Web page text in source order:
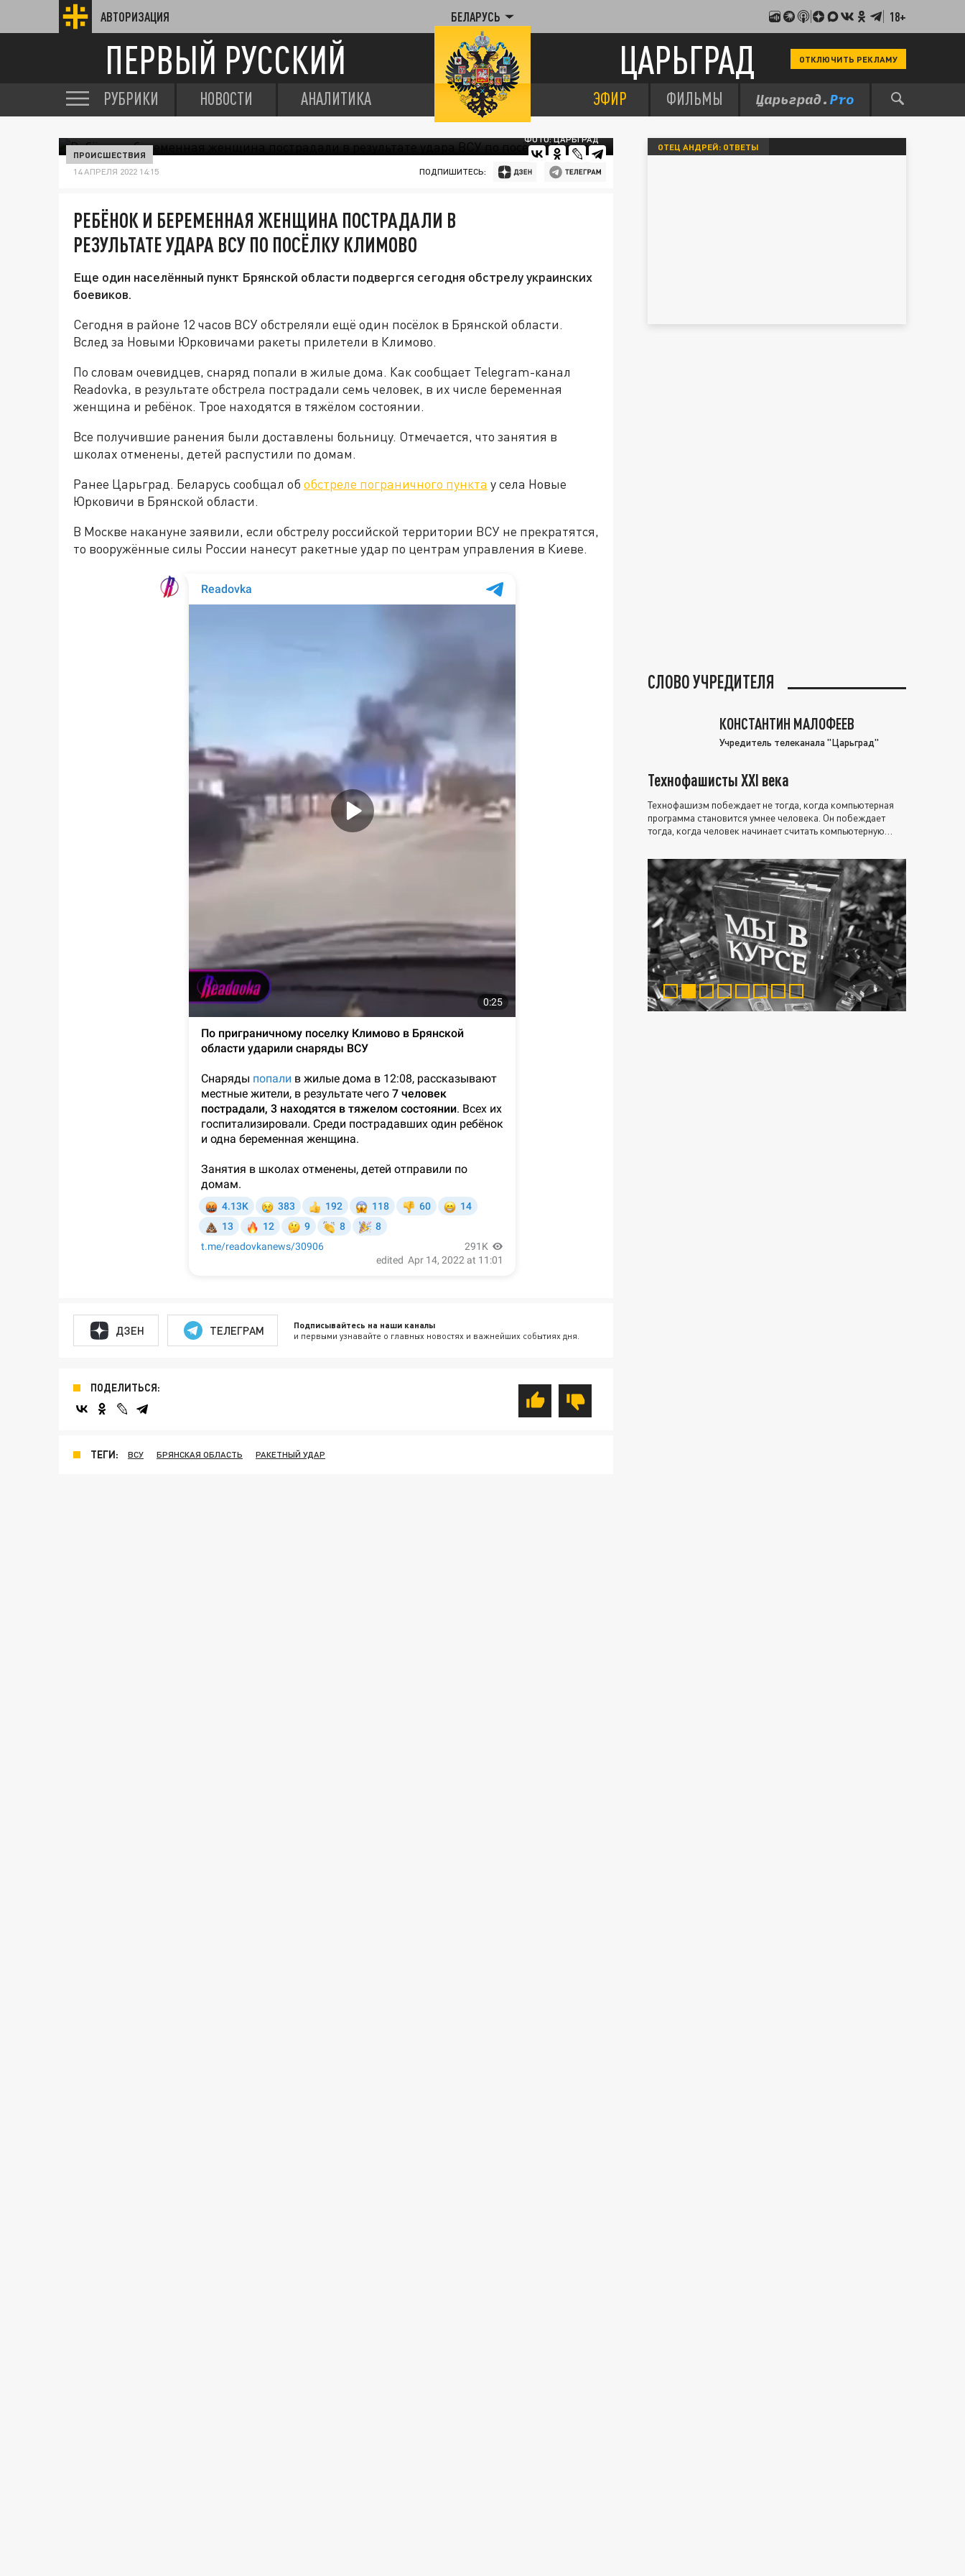
АВТОРИЗАЦИЯ БЕЛАРУСЬ 18+
ПЕРВЫЙ РУССКИЙ ЦАРЬГРАД ОТКЛЮЧИТЬ РЕКЛАМУ
РУБРИКИ НОВОСТИ АНАЛИТИКА ЭФИР ФИЛЬМЫ
ФОТО: ЦАРЬГРАД
ПРОИСШЕСТВИЯ
14 АПРЕЛЯ 2022 14:15 ПОДПИШИТЕСЬ:
РЕБЁНОК И БЕРЕМЕННАЯ ЖЕНЩИНА ПОСТРАДАЛИ В
РЕЗУЛЬТАТЕ УДАРА ВСУ ПО ПОСЁЛКУ КЛИМОВО
Еще один населённый пункт Брянской области подвергся сегодня обстрелу украинских
боевиков.
Сегодня в районе 12 часов ВСУ обстреляли ещё один посёлок в Брянской области.
Вслед за Новыми Юрковичами ракеты прилетели в Климово.
По словам очевидцев, снаряд попали в жилые дома. Как сообщает Telegram-канал
Readovka, в результате обстрела пострадали семь человек, в их числе беременная
женщина и ребёнок. Трое находятся в тяжёлом состоянии.
Все получившие ранения были доставлены больницу. Отмечается, что занятия в
школах отменены, детей распустили по домам.
Ранее Царьград. Беларусь сообщал об обстреле пограничного пункта у села Новые
Юрковичи в Брянской области.
В Москве накануне заявили, если обстрелу российской территории ВСУ не прекратятся,
то вооружённые силы России нанесут ракетные удар по центрам управления в Киеве.
ДЗЕН ТЕЛЕГРАМ Подписывайтесь на наши каналы
и первыми узнавайте о главных новостях и важнейших событиях дня.
ПОДЕЛИТЬСЯ:
ТЕГИ: ВСУ БРЯНСКАЯ ОБЛАСТЬ РАКЕТНЫЙ УДАР
ОТЕЦ АНДРЕЙ: ОТВЕТЫ
СЛОВО УЧРЕДИТЕЛЯ
КОНСТАНТИН МАЛОФЕЕВ
Учредитель телеканала "Царьград"
Технофашисты XXI века
Технофашизм побеждает не тогда, когда компьютерная
программа становится умнее человека. Он побеждает
тогда, когда человек начинает считать компьютерную